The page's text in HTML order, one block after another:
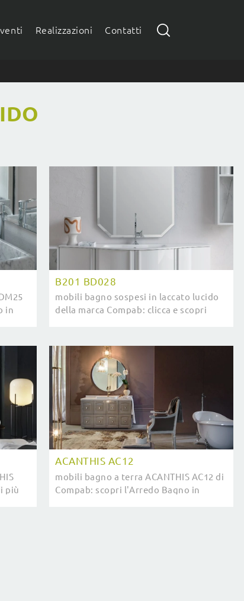
Realizzazioni Contatti
in
B201 BD028
mobili bagno sospesi in laccato lucido
della marca Compab: clicca e scopri
più
ACANTHIS AC12
mobili bagno a terra ACANTHIS AC12 di
Compab: scopri l'Arredo Bagno in